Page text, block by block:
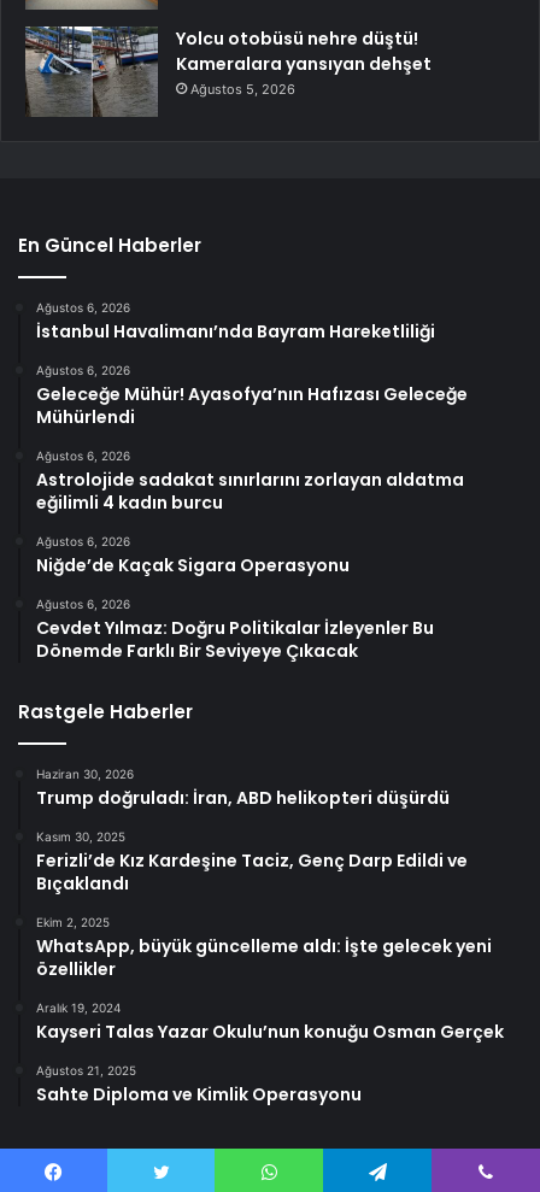
Yolcu otobüsü nehre düştü!
Kameralara yansıyan dehşet
Ağustos 5, 2026
En Güncel Haberler
Ağustos 6, 2026
İstanbul Havalimanı’nda Bayram Hareketliliği
Ağustos 6, 2026
Geleceğe Mühür! Ayasofya’nın Hafızası Geleceğe
Mühürlendi
Ağustos 6, 2026
Astrolojide sadakat sınırlarını zorlayan aldatma
eğilimli 4 kadın burcu
Ağustos 6, 2026
Niğde’de Kaçak Sigara Operasyonu
Ağustos 6, 2026
Cevdet Yılmaz: Doğru Politikalar İzleyenler Bu
Dönemde Farklı Bir Seviyeye Çıkacak
Rastgele Haberler
Haziran 30, 2026
Trump doğruladı: İran, ABD helikopteri düşürdü
Kasım 30, 2025
Ferizli’de Kız Kardeşine Taciz, Genç Darp Edildi ve
Bıçaklandı
Ekim 2, 2025
WhatsApp, büyük güncelleme aldı: İşte gelecek yeni
özellikler
Aralık 19, 2024
Kayseri Talas Yazar Okulu’nun konuğu Osman Gerçek
Ağustos 21, 2025
Sahte Diploma ve Kimlik Operasyonu